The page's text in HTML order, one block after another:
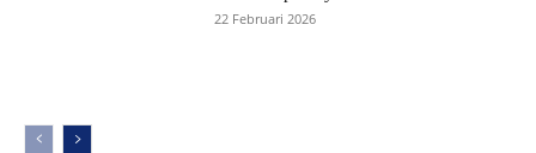
22 Februari 2026